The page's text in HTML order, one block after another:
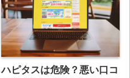
ハピタスは危険？悪い口コ